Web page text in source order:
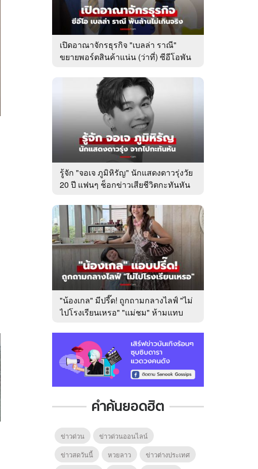
เปิดอาณาจักรธุรกิจ "เบลล่า ราณี"
ขยายพอร์ตสินค้าแน่น (ว่าที่) ซีอีโอพัน
รู้จัก "จอเจ ภูมิหิรัญ" นักแสดงดาวรุ่งวัย
20 ปี แฟนๆ ช็อกข่าวเสียชีวิตกะทันหัน
"น้องเกล" มีปรี๊ด! ถูกถามกลางไลฟ์ "ไม่
ไปโรงเรียนเหรอ" "แม่ชม" ห้ามแทบ
คำค้นยอดฮิต
ข่าวด่วน
ข่าวด่วนออนไลน์
ข่าวสดวันนี้
หวยลาว
ข่าวต่างประเทศ